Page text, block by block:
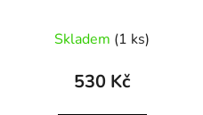
Skladem (1 ks)
530 Kč